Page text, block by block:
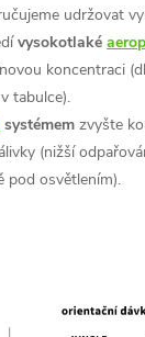
udržovat
vysokotlaké
koncentraci
tabulce).
systémem zvyšte
(nižší
pod osvětlením).